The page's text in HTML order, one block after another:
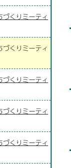
くりミーティ
くりミーティ
くりミーティ
くりミーティ
くりミーティ